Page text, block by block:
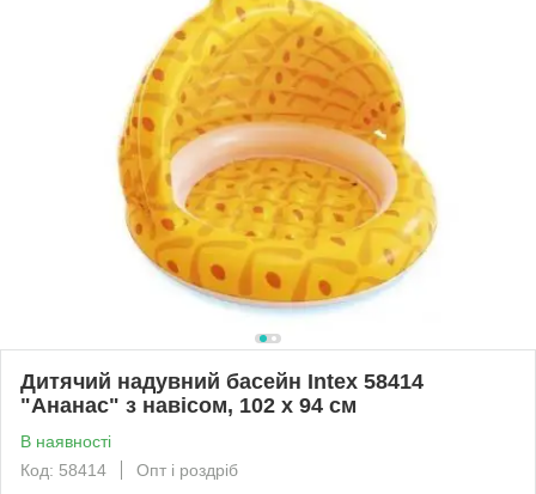
Дитячий надувний басейн Intex 58414
"Ананас" з навісом, 102 х 94 см
В наявності
Код: 58414
Опт і роздріб